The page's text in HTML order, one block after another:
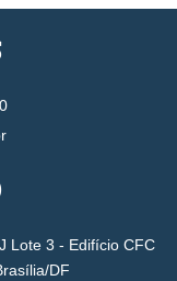
Lote 3 - Edifício CFC
DF